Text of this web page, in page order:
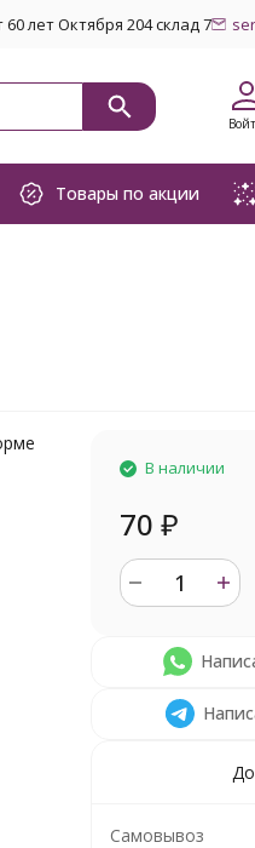
лет Октября 204 склад 7
Товары по акции
В наличии
70 ₽
Самовывоз